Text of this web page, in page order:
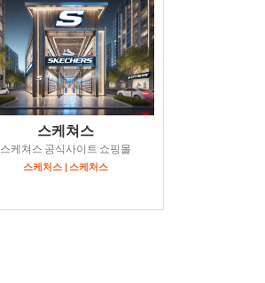
스케쳐스
스케쳐스 공식사이트 쇼핑몰
스케처스 | 스케처스